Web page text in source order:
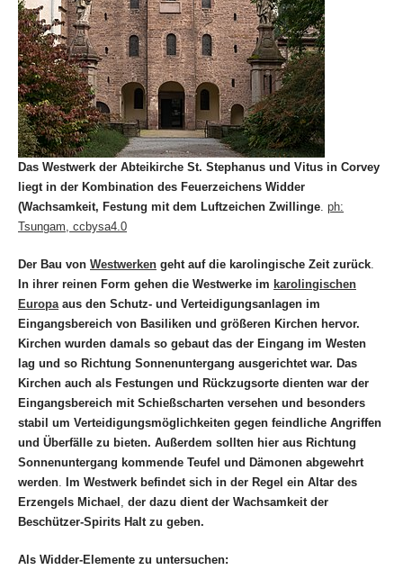
Das Westwerk der Abteikirche St. Stephanus und Vitus in Corvey
liegt in der Kombination des Feuerzeichens Widder
(Wachsamkeit, Festung mit dem Luftzeichen Zwillinge. ph:
Tsungam, ccbysa4.0
Der Bau von Westwerken geht auf die karolingische Zeit zurück.
In ihrer reinen Form gehen die Westwerke im karolingischen
Europaaus den Schutz- und Verteidigungsanlagen im
Eingangsbereich von Basiliken und größeren Kirchen hervor.
Kirchen wurden damals so gebaut das der Eingang im Westen
lag und so Richtung Sonnenuntergang ausgerichtet war. Das
Kirchen auch als Festungen und Rückzugsorte dienten war der
Eingangsbereich mit Schießscharten versehen und besonders
stabil um Verteidigungsmöglichkeiten gegen feindliche Angriffen
und Überfälle zu bieten. Außerdem sollten hier aus Richtung
Sonnenuntergang kommende Teufel und Dämonen abgewehrt
werden. Im Westwerk befindet sich in der Regel ein Altar des
Erzengels Michael , der dazu dient der Wachsamkeit der
Beschützer-Spirits Halt zu geben.
Als Widder-Elemente zu untersuchen: